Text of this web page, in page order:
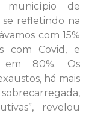
município de
se refletindo na
com 15%
com Covid, e
em 80%. Os
há mais
revelou